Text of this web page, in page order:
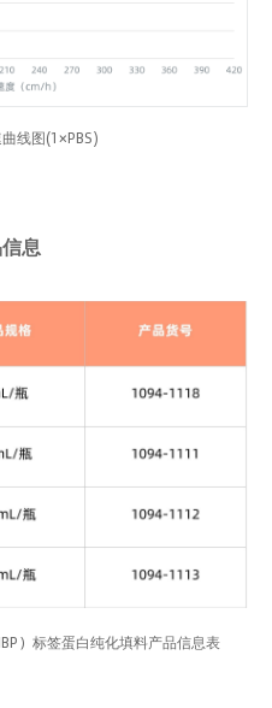
线图(1×PBS)
息
）标签蛋白纯化填料产品信息表